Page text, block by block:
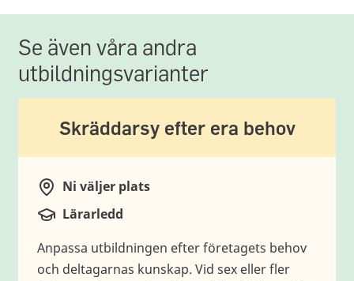
Se även våra andra
utbildningsvarianter
Skräddarsy efter era behov
Plats
Ni väljer plats
Typ av utbildning
Lärarledd
Anpassa utbildningen efter företagets behov
och deltagarnas kunskap. Vid sex eller fler